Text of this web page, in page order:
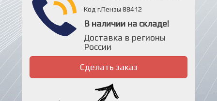
Код г.Пензы 88412
В наличии на складе!
Доставка в регионы
России
Сделать заказ